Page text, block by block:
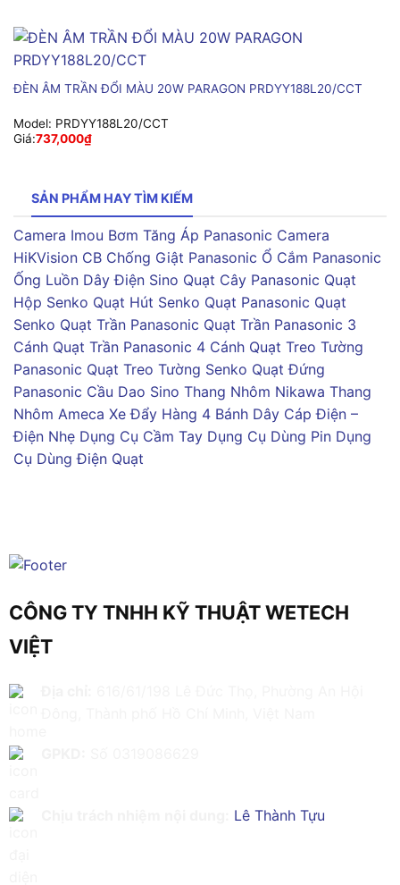
ĐÈN ÂM TRẦN ĐỔI MÀU 20W PARAGON PRDYY188L20/CCT
Model: PRDYY188L20/CCT
Giá:737,000₫
SẢN PHẨM HAY TÌM KIẾM
Camera Imou Bơm Tăng Áp Panasonic Camera
HiKVision CB Chống Giật Panasonic Ổ Cắm Panasonic
Ống Luồn Dây Điện Sino Quạt Cây Panasonic Quạt
Hộp Senko Quạt Hút Senko Quạt Panasonic Quạt
Senko Quạt Trần Panasonic Quạt Trần Panasonic 3
Cánh Quạt Trần Panasonic 4 Cánh Quạt Treo Tường
Panasonic Quạt Treo Tường Senko Quạt Đứng
Panasonic Cầu Dao Sino Thang Nhôm Nikawa Thang
Nhôm Ameca Xe Đẩy Hàng 4 Bánh Dây Cáp Điện –
Điện Nhẹ Dụng Cụ Cầm Tay Dụng Cụ Dùng Pin Dụng
Cụ Dùng Điện Quạt
CÔNG TY TNHH KỸ THUẬT WETECH
VIỆT
Lê Thành Tựu